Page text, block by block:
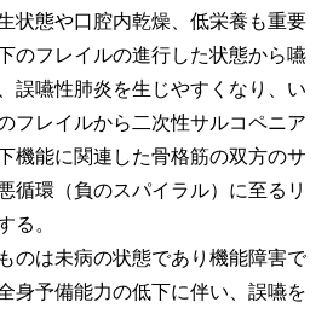
状態や口腔内乾燥、低栄養も重要
のフレイルの進行した状態から嚥
誤嚥性肺炎を生じやすくなり、い
フレイルから二次性サルコペニア
機能に関連した骨格筋の双方のサ
循環（負のスパイラル）に至るリ
る。
のは未病の状態であり機能障害で
身予備能力の低下に伴い、誤嚥を